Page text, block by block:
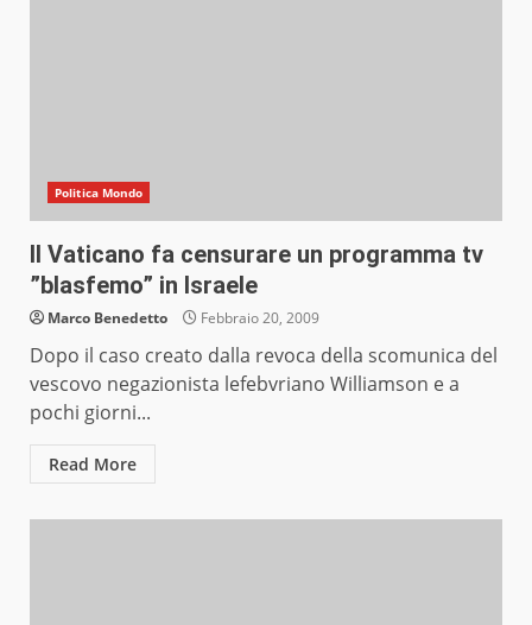
Politica Mondo
Il Vaticano fa censurare un programma tv
”blasfemo” in Israele
Marco Benedetto Febbraio 20, 2009
Dopo il caso creato dalla revoca della scomunica del
vescovo negazionista lefebvriano Williamson e a
pochi giorni...
Read More